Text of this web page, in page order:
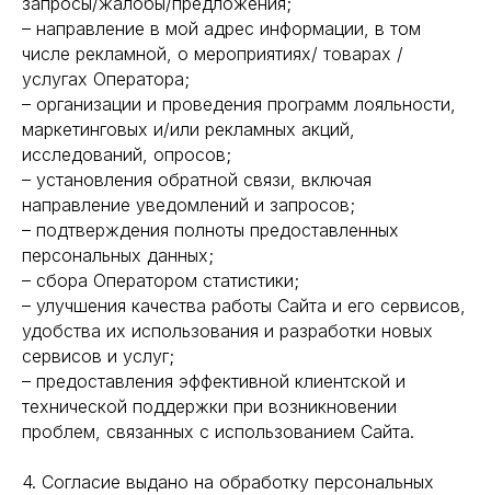
– направление в мой адрес информации, в том
числе рекламной, о мероприятиях/ товарах /
услугах Оператора;
– организации и проведения программ лояльности,
маркетинговых и/или рекламных акций,
исследований, опросов;
– установления обратной связи, включая
направление уведомлений и запросов;
– подтверждения полноты предоставленных
персональных данных;
– сбора Оператором статистики;
– улучшения качества работы Сайта и его сервисов,
удобства их использования и разработки новых
сервисов и услуг;
– предоставления эффективной клиентской и
технической поддержки при возникновении
проблем, связанных с использованием Сайта.
4. Согласие выдано на обработку персональных